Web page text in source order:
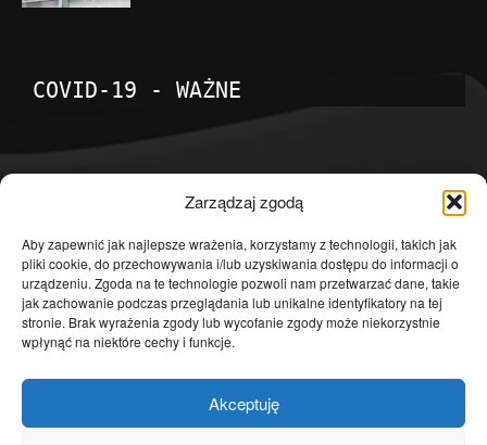
Zarządzaj zgodą
Aby zapewnić jak najlepsze wrażenia, korzystamy z technologii, takich jak
pliki cookie, do przechowywania i/lub uzyskiwania dostępu do informacji o
urządzeniu. Zgoda na te technologie pozwoli nam przetwarzać dane, takie
jak zachowanie podczas przeglądania lub unikalne identyfikatory na tej
stronie. Brak wyrażenia zgody lub wycofanie zgody może niekorzystnie
wpłynąć na niektóre cechy i funkcje.
Akceptuję
COVID-19 - WAŻNE
Temat dnia
4601
Publicystyka
4363
Polityka
3639
Polska
Społeczeństwo
2823